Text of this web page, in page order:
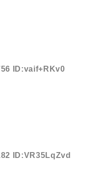
ID:vaif+RKv0
ID:VR35LqZvd